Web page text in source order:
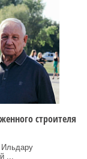
строителя
Ильдару
...